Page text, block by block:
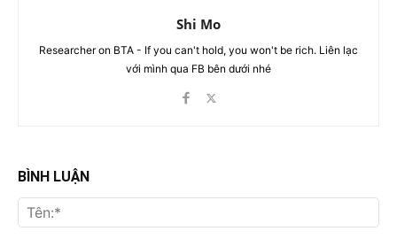
Shi Mo
Researcher on BTA - If you can't hold, you won't be rich. Liên lạc
với mình qua FB bên dưới nhé
BÌNH LUẬN